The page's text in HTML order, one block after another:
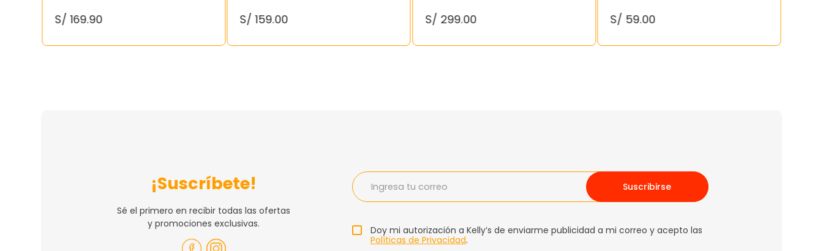
S/ 169.90 S/ 159.00 S/ 299.00 S/ 59.00
¡Suscríbete!
Sé el primero en recibir todas las ofertas
y promociones exclusivas.
Suscribirse
Doy mi autorización a Kelly’s de enviarme publicidad a mi correo y acepto las
Políticas de Privacidad.